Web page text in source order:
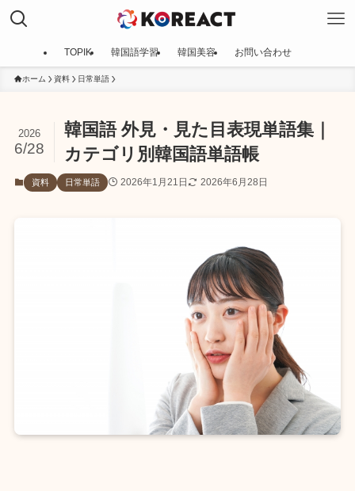
TOPIK 韓国語学習 韓国美容 お問い合わせ
ホーム 資料 日常単語
韓国語 外見・見た目表現単語集｜
カテゴリ別韓国語単語帳
2026
6/28
資料 日常単語 2026年1月21日 2026年6月28日